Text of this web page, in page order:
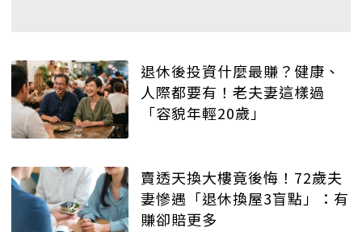
退休後投資什麼最賺？健康、
人際都要有！老夫妻這樣過
「容貌年輕20歲」
賣透天換大樓竟後悔！72歲夫
妻慘遇「退休換屋3盲點」：有
賺卻賠更多